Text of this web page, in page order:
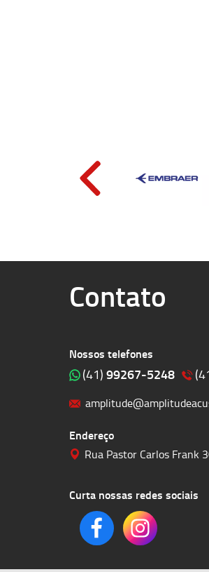
Contato
Nossos telefones
(41) 99267-5248
Endereço
Rua Pastor Carlos Frank
Curta nossas redes sociais